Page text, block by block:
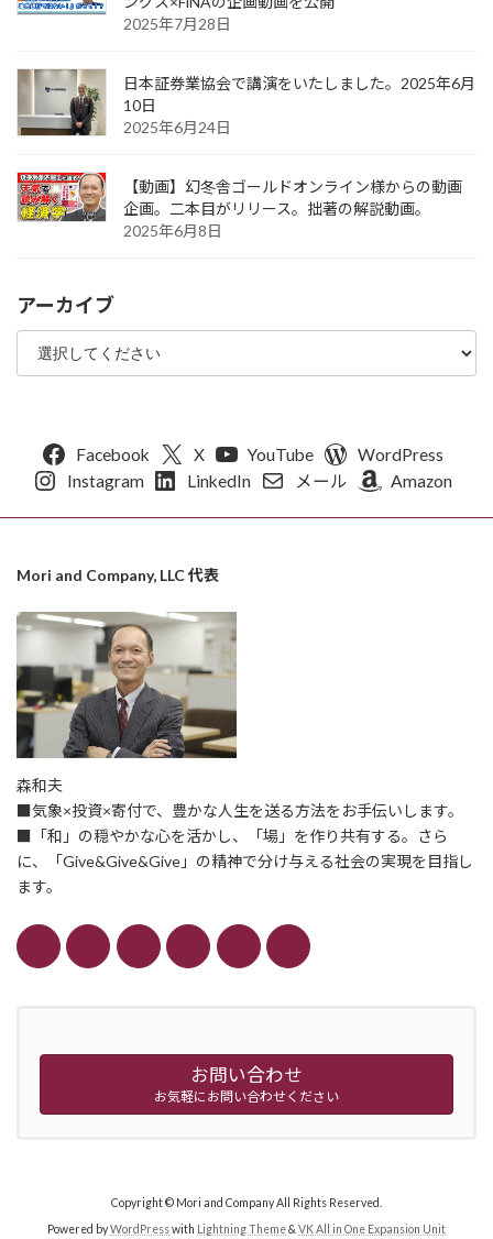
2025年7月28日
日本証券業協会で講演をいたしました。2025年6月
10日
2025年6月24日
【動画】幻冬舎ゴールドオンライン様からの動画
企画。二本目がリリース。拙著の解説動画。
2025年6月8日
アーカイブ
Facebook X YouTube
WordPress
Instagram
LinkedIn メール Amazon
Mori and Company, LLC 代表
森和夫
■気象×投資×寄付で、豊かな人生を送る方法をお手伝いします。
■「和」の穏やかな心を活かし、「場」を作り共有する。さら
に、「Give&Give&Give」の精神で分け与える社会の実現を目指し
ます。
お問い合わせ
お気軽にお問い合わせください
Copyright © Mori and Company All Rights Reserved.
Powered byWordPresswith Lightning Theme& VK All in One Expansion Unit